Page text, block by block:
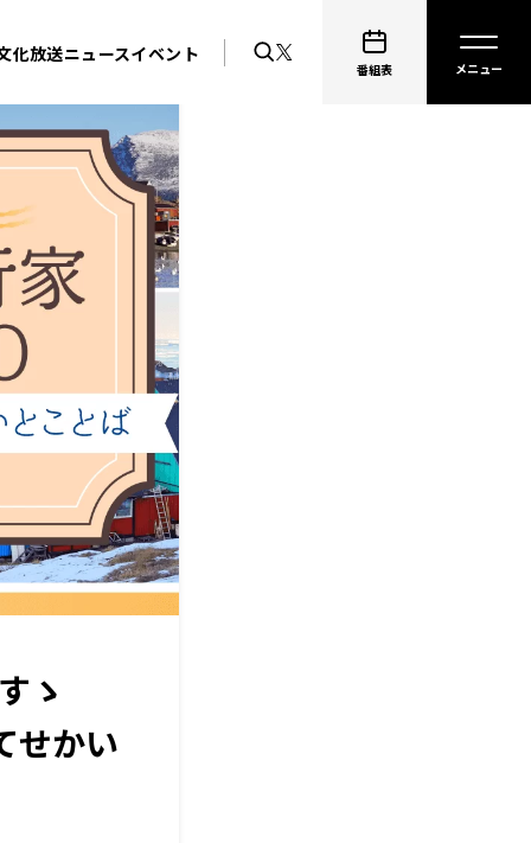
化放送ニュースイベント
番組表
ゝ
かい